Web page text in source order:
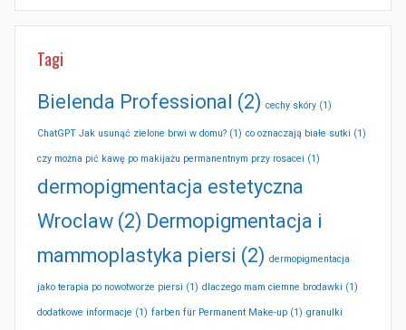
Tagi
Bielenda Professional (2) cechy skóry (1)
ChatGPT Jak usunąć zielone brwi w domu? (1) co oznaczają białe sutki (1)
czy można pić kawę po makijażu permanentnym przy rosacei (1)
dermopigmentacja estetyczna
Wroclaw (2) Dermopigmentacja i
mammoplastyka piersi (2) dermopigmentacja
jako terapia po nowotworze piersi (1) dlaczego mam ciemne brodawki (1)
dodatkowe informacje (1) farben für Permanent Make-up (1) granulki